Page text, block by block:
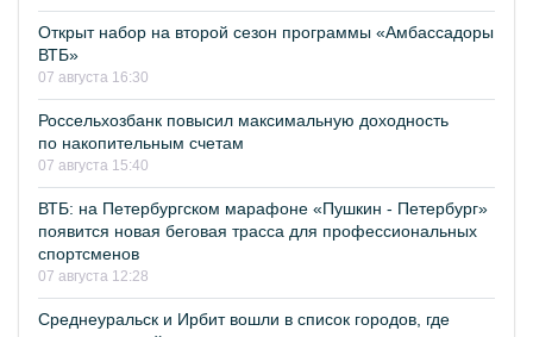
Открыт набор на второй сезон программы «Амбассадоры
ВТБ»
07 августа 16:30
Россельхозбанк повысил максимальную доходность
по накопительным счетам
07 августа 15:40
ВТБ: на Петербургском марафоне «Пушкин - Петербург»
появится новая беговая трасса для профессиональных
спортсменов
07 августа 12:28
Среднеуральск и Ирбит вошли в список городов, где